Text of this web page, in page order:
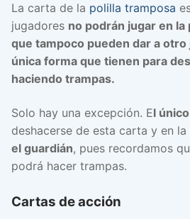
La carta de la polilla tramposa
jugadores no podrán jugar en
que tampoco pueden dar a otro
única forma que tienen para
haciendo trampas.
Solo hay una excepción. El
deshacerse de esta carta y en
el guardián, pues recordamos
podrá hacer trampas.
Cartas de acción